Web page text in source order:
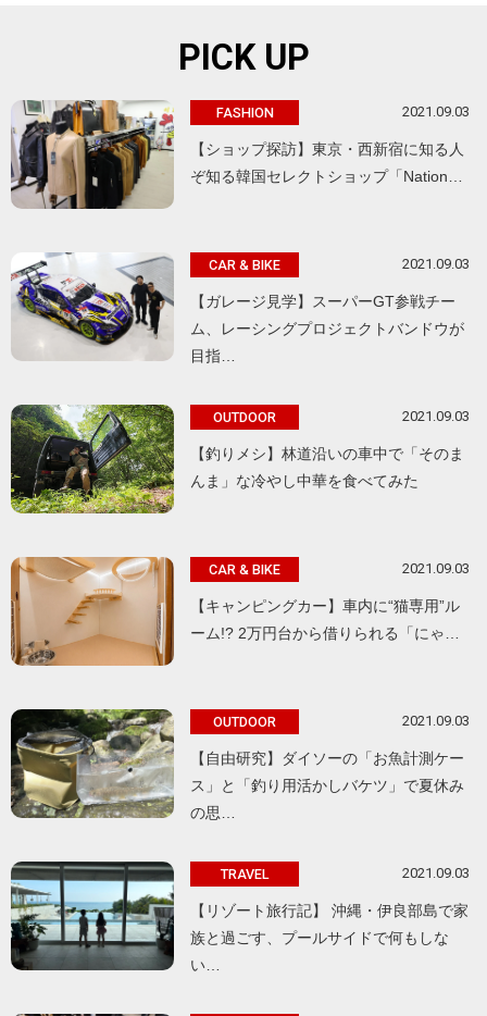
PICK UP
FASHION 2021.09.03
【ショップ探訪】東京・西新宿に知る人
ぞ知る韓国セレクトショップ「Nation…
CAR & BIKE 2021.09.03
【ガレージ見学】スーパーGT参戦チー
ム、レーシングプロジェクトバンドウが
目指…
OUTDOOR 2021.09.03
【釣りメシ】林道沿いの車中で「そのま
んま」な冷やし中華を食べてみた
CAR & BIKE 2021.09.03
【キャンピングカー】車内に“猫専用”ル
ーム!? 2万円台から借りられる「にゃ…
OUTDOOR 2021.09.03
【自由研究】ダイソーの「お魚計測ケー
ス」と「釣り用活かしバケツ」で夏休み
の思…
TRAVEL 2021.09.03
【リゾート旅行記】 沖縄・伊良部島で家
族と過ごす、プールサイドで何もしな
い…